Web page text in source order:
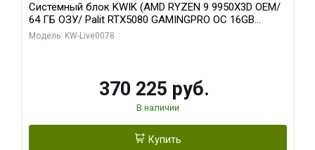
Системный блок KWIK (AMD RYZEN 9 9950X3D OEM/
64 ГБ ОЗУ/ Palit RTX5080 GAMINGPRO OC 16GB
GDDR7 256bit 3xDP HD/ 1 ТБ SSD)
Модель: KW-Live0078
370 225 руб.
В наличии
Купить